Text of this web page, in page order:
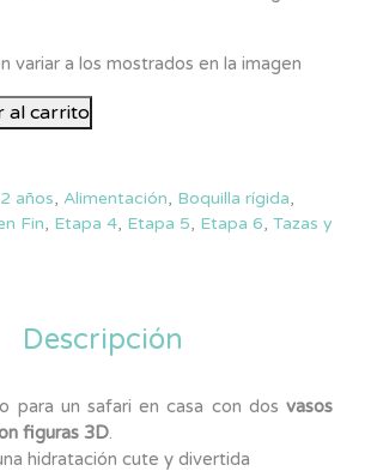
variar a los mostrados en la imagen
al carrito
2 años, Alimentación, Boquilla rígida,
Fin, Etapa 4, Etapa 5, Etapa 6, Tazas y
Descripción
para un safari en casa con dos vasos
figuras 3D.
hidratación cute y divertida